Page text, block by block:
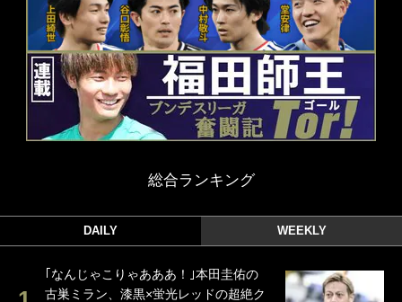
総合ランキング
DAILY WEEKLY
｢なんじゃこりゃあああ！｣本田圭佑の
古巣ミラン、漆黒×蛍光レッドの超絶ク